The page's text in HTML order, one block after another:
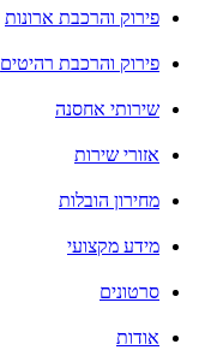
פירוק והרכבת ארונות
פירוק והרכבת רהיטים
שירותי אחסנה
אזורי שירות
מחירון הובלות
מידע מקצועי
סרטונים
אודות